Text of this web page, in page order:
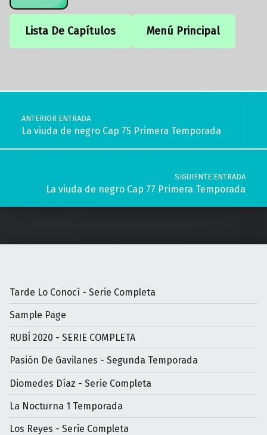
Lista De Capítulos Menú Principal
Navegación de entradas
ANTERIOR ENTRADA
La viuda de negro Cap 75 Primera Temporada
SIGUIENTE ENTRADA
La viuda de negro Cap 77 Primera Temporada
Tarde Lo Conocí - Serie Completa
Sample Page
RUBÍ 2020 - SERIE COMPLETA
Pasión De Gavilanes - Segunda Temporada
Diomedes Díaz - Serie Completa
La Nocturna 1 Temporada
Los Reyes - Serie Completa